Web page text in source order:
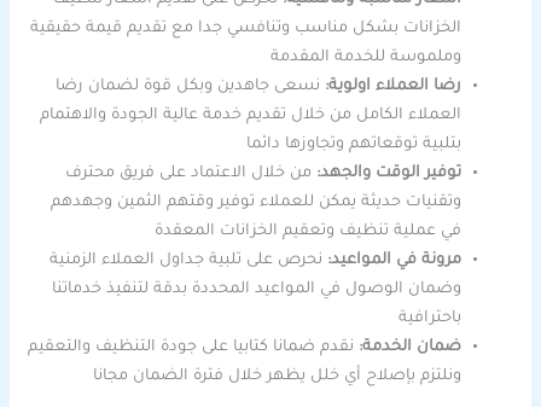
الخزانات بشكل مناسب وتنافسي جدا مع تقديم قيمة حقيقية
وملموسة للخدمة المقدمة
رضا العملاء اولوية: نسعى جاهدين وبكل قوة لضمان رضا
العملاء الكامل من خلال تقديم خدمة عالية الجودة والاهتمام
بتلبية توقعاتهم وتجاوزها دائما
توفير الوقت والجهد: من خلال الاعتماد على فريق محترف
وتقنيات حديثة يمكن للعملاء توفير وقتهم الثمين وجهدهم
في عملية تنظيف وتعقيم الخزانات المعقدة
مرونة في المواعيد: نحرص على تلبية جداول العملاء الزمنية
وضمان الوصول في المواعيد المحددة بدقة لتنفيذ خدماتنا
باحترافية
ضمان الخدمة: نقدم ضمانا كتابيا على جودة التنظيف والتعقيم
ونلتزم بإصلاح أي خلل يظهر خلال فترة الضمان مجانا